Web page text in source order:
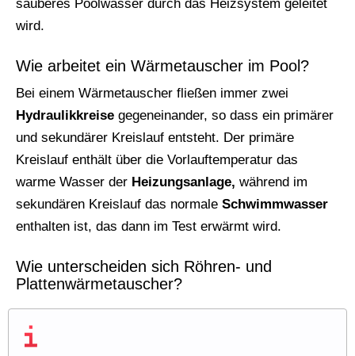
sauberes Poolwasser durch das Heizsystem geleitet
wird.
Wie arbeitet ein Wärmetauscher im Pool?
Bei einem Wärmetauscher fließen immer zwei
Hydraulikkreise gegeneinander, so dass ein primärer
und sekundärer Kreislauf entsteht. Der primäre
Kreislauf enthält über die Vorlauftemperatur das
warme Wasser der Heizungsanlage, während im
sekundären Kreislauf das normale Schwimmwasser
enthalten ist, das dann im Test erwärmt wird.
Wie unterscheiden sich Röhren- und
Plattenwärmetauscher?